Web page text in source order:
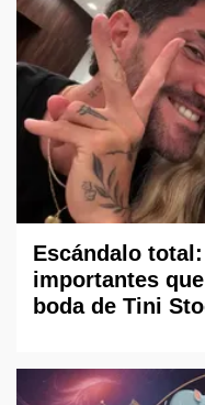
Escándalo
importantes
boda de Tini